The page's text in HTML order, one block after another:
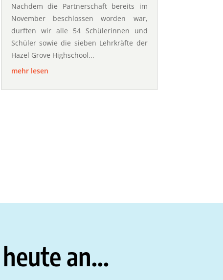
Nachdem die Partnerschaft bereits im
November beschlossen worden war,
durften wir alle 54 Schülerinnen und
Schüler sowie die sieben Lehrkräfte der
Hazel Grove Highschool...
mehr lesen
an...